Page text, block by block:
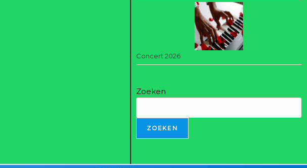
Concert 2026
Zoeken
ZOEKEN